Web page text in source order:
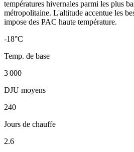
températures hivernales parmi les plus
métropolitaine. L'altitude accentue les
impose des PAC haute température.
-18°C
Temp. de base
3 000
DJU moyens
240
Jours de chauffe
2.6